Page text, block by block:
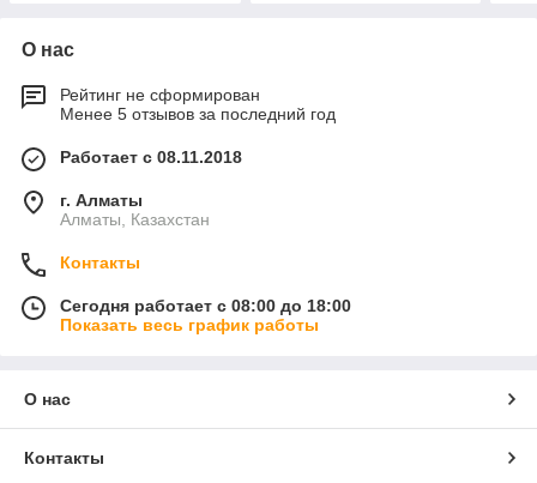
О нас
Рейтинг не сформирован
Менее 5 отзывов за последний год
Работает с 08.11.2018
г. Алматы
Алматы, Казахстан
Контакты
Сегодня работает с 08:00 до 18:00
Показать весь график работы
О нас
Контакты